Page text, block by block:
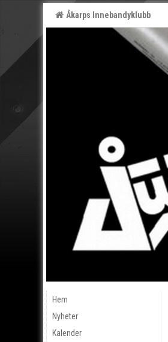
Åkarps Innebandyklubb
Hem
Nyheter
Kalender